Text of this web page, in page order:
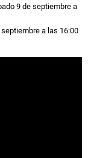
9 de septiembre a
septiembre a las 16:00